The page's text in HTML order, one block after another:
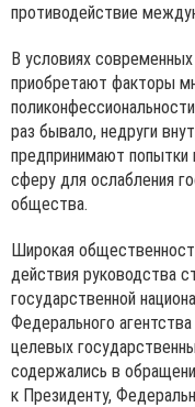
противодействие
В условиях
приобретают факторы
раз бывало, недруги
предпринимают попытки
сферу для ослабления
общества.
Широкая
действия руководства
государственной
Федерального
целевых
содержались в
к Президенту,